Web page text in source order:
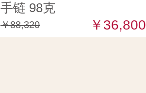
手链 98克
￥88,320 ￥36,800